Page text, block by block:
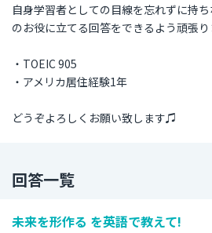
自身学習者としての目線を忘れずに持
のお役に立てる回答をできるよう頑張り
・TOEIC 905
・アメリカ居住経験1年
どうぞよろしくお願い致します♫
回答一覧
未来を形作る を英語で教えて!